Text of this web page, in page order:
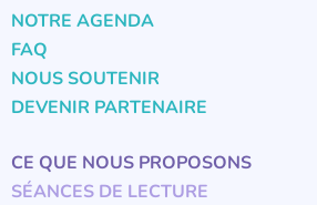
NOTRE AGENDA
FAQ
NOUS SOUTENIR
DEVENIR PARTENAIRE
CE QUE NOUS PROPOSONS
SÉANCES DE LECTURE